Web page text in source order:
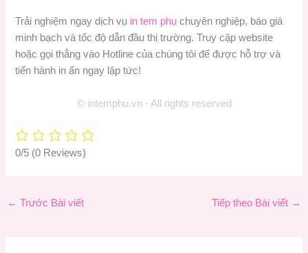
Trải nghiệm ngay dịch vụ in tem phụ chuyên nghiệp, báo giá
minh bạch và tốc độ dẫn đầu thị trường. Truy cập website
hoặc gọi thẳng vào Hotline của chúng tôi để được hỗ trợ và
tiến hành in ấn ngay lập tức!
© intemphu.vn - All rights reserved
0/5 (0 Reviews)
← Trước Bài viết Tiếp theo Bài viết →